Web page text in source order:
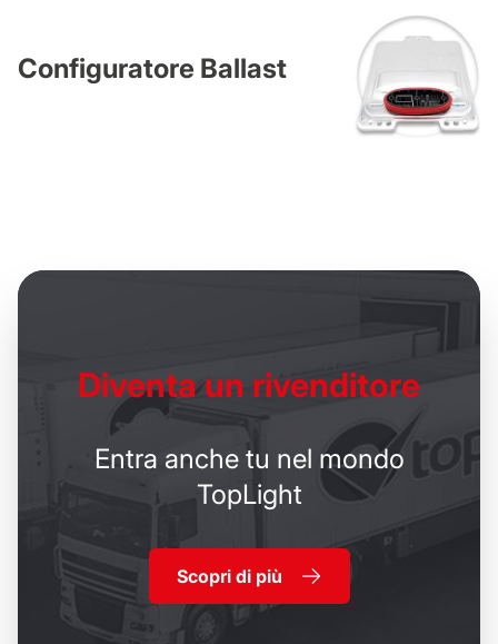
Configuratore Ballast
Diventa un rivenditore
Entra anche tu nel mondo
TopLight
Scopri di più